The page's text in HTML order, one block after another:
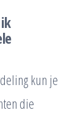
kun je
die